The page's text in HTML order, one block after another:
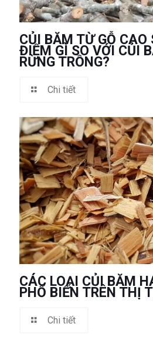
CỦI BĂM TỪ GỖ CAO
ĐIỂM GÌ SO VỚI CỦI
RỪNG TRỒNG?
Chi tiết
CÁC LOẠI CỦI BĂM
PHỔ BIẾN TRÊN THỊ
Chi tiết